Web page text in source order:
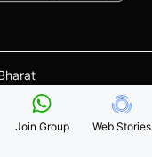
Terms and Conditions
Join Group Web Stories